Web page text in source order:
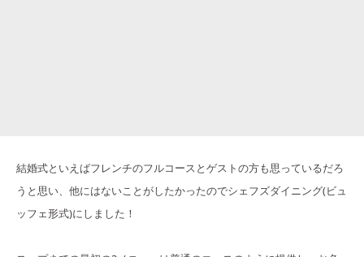
結婚式といえばフレンチのフルコースとゲストの方も思っているだろ
うと思い、他にはないことがしたかったのでシェフズダイニング(ビュ
ッフェ形式)にしました！